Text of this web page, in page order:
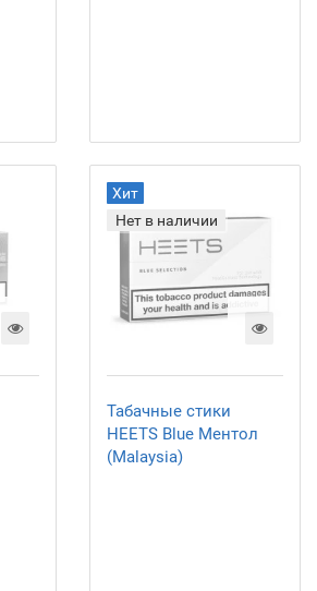
Хит
Нет в наличии
Табачные стики
HEETS Blue Ментол
(Malaysia)